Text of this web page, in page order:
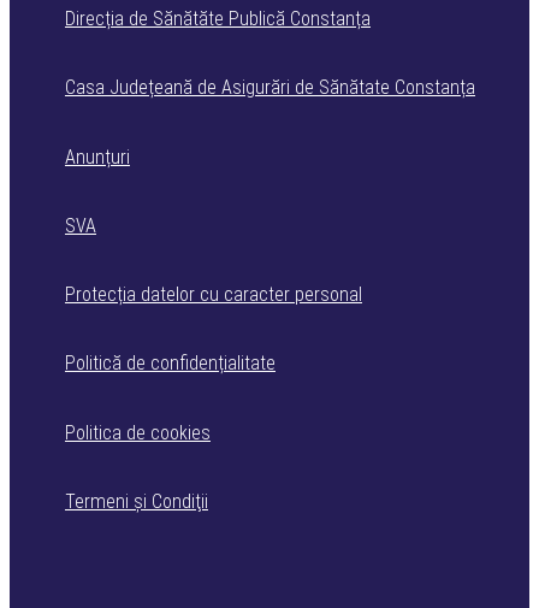
Direcția de Sănătăte Publică Constanța
Casa Județeană de Asigurări de Sănătate Constanța
Anunțuri
SVA
Protecția datelor cu caracter personal
Politică de confidențialitate
Politica de cookies
Termeni şi Condiţii